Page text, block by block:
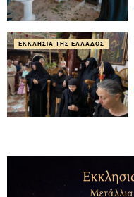
ΕΚΚΛΗΣΊΑ ΤΗΣ ΕΛΛΆΔΟΣ